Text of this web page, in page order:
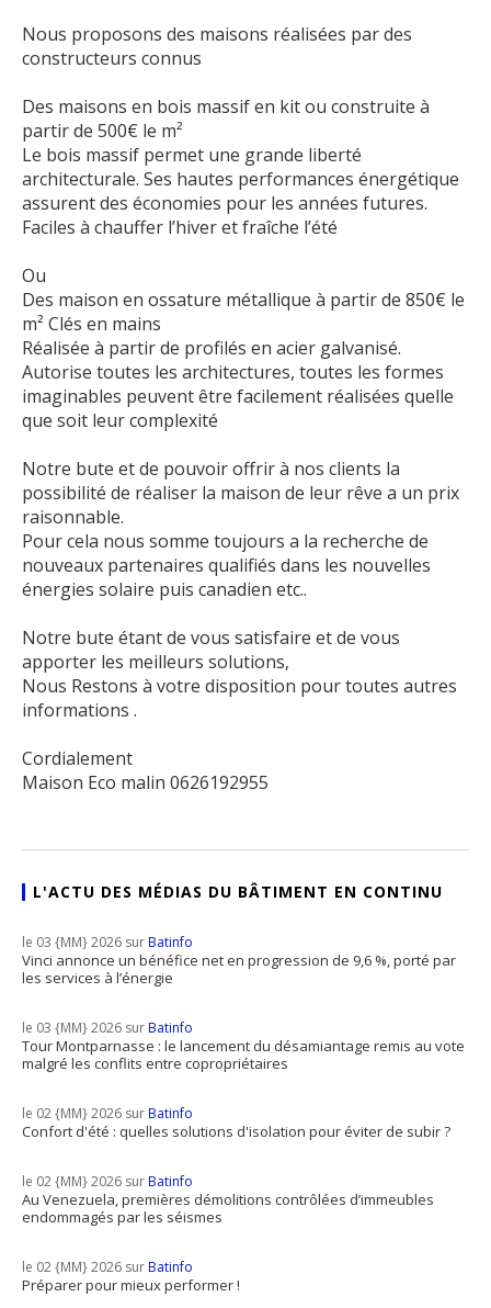
Nous proposons des maisons réalisées par des
constructeurs connus
Des maisons en bois massif en kit ou construite à
partir de 500€ le m²
Le bois massif permet une grande liberté
architecturale. Ses hautes performances énergétique
assurent des économies pour les années futures.
Faciles à chauffer l’hiver et fraîche l’été
Ou
Des maison en ossature métallique à partir de 850€ le
m² Clés en mains
Réalisée à partir de profilés en acier galvanisé.
Autorise toutes les architectures, toutes les formes
imaginables peuvent être facilement réalisées quelle
que soit leur complexité
Notre bute et de pouvoir offrir à nos clients la
possibilité de réaliser la maison de leur rêve a un prix
raisonnable.
Pour cela nous somme toujours a la recherche de
nouveaux partenaires qualifiés dans les nouvelles
énergies solaire puis canadien etc..
Notre bute étant de vous satisfaire et de vous
apporter les meilleurs solutions,
Nous Restons à votre disposition pour toutes autres
informations .
Cordialement
Maison Eco malin 0626192955
L'ACTU DES MÉDIAS DU BÂTIMENT EN CONTINU
le 03 {MM} 2026 surBatinfo
Vinci annonce un bénéfice net en progression de 9,6 %, porté par
les services à l’énergie
le 03 {MM} 2026 surBatinfo
Tour Montparnasse : le lancement du désamiantage remis au vote
malgré les conflits entre copropriétaires
le 02 {MM} 2026 surBatinfo
Confort d'été : quelles solutions d'isolation pour éviter de subir ?
le 02 {MM} 2026 surBatinfo
Au Venezuela, premières démolitions contrôlées d’immeubles
endommagés par les séismes
le 02 {MM} 2026 surBatinfo
Préparer pour mieux performer !